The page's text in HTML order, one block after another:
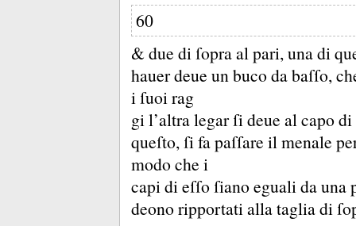
60
& due di ſopra al pari, una di
hauer deue un buco da baſſo,
i ſuoi rag
gi l’altra legar ſi deue al capo
queſto, ſi fa paſſare il menale
modo che i
capi di eſſo ſiano eguali da
deono ripportati alla taglia di